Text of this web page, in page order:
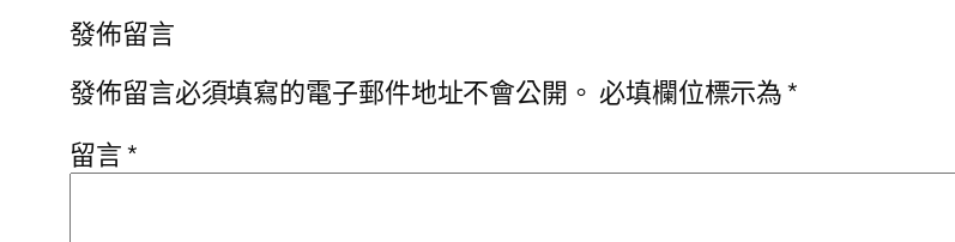
發佈留言
發佈留言必須填寫的電子郵件地址不會公開。 必填欄位標示為*
留言*